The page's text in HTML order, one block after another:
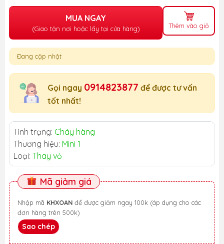
MUA NGAY
(Giao tận nơi hoặc lấy tại cửa hàng) Thêm vào giỏ
Đang cập nhật
Gọi ngay 0914823877 để được tư vấn
tốt nhất!
Tình trạng: Cháy hàng
Thương hiệu: Mini 1
Loại: Thay vỏ
Mã giảm giá
Nhập mã KHXOAN
đơn hàng trên 500k)
Sao chép